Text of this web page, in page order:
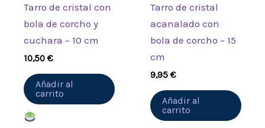
Tarro de cristal con
bola de corcho y
cuchara – 10 cm
10,50€
Añadir al
carrito
Tarro de cristal
acanalado con
bola de corcho – 15
cm
9,95€
Añadir al
carrito